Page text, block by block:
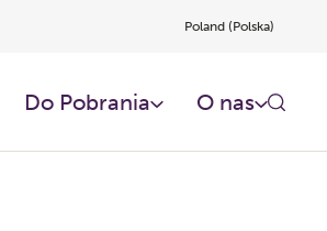
Poland (Polska)
Do Pobrania O nas​